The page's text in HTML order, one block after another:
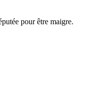
pour être maigre.